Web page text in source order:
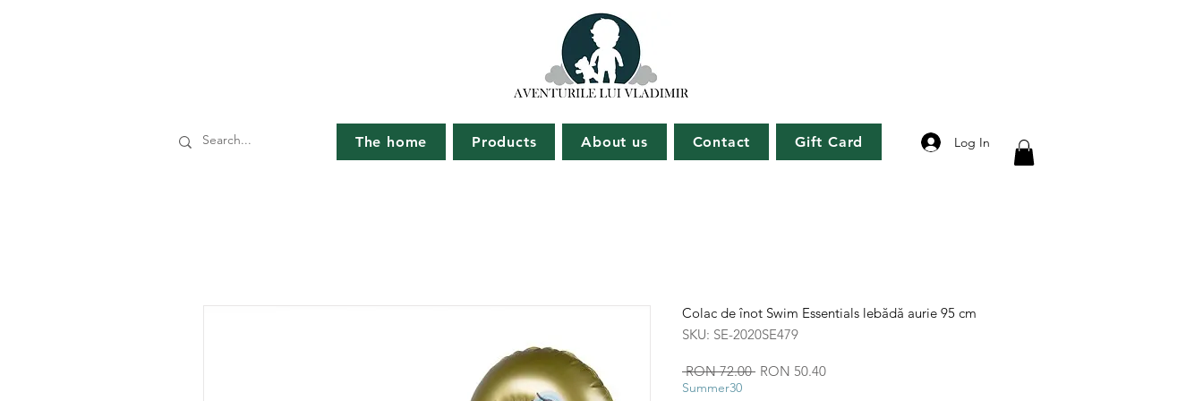
The home Products About us Contact Gift Card Log In
Colac de înot Swim Essentials lebădă aurie 95 cm
SKU: SE-2020SE479
RON 72.00 Regular
RON 50.40Sale
Summer30